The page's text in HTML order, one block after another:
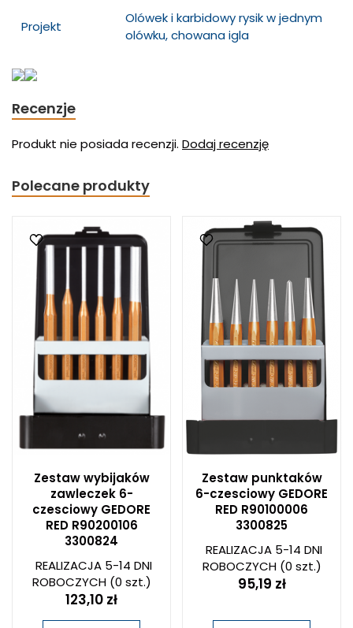
Projekt
Olówek i karbidowy rysik w jednym
olówku, chowana igla
Recenzje
Produkt nie posiada recenzji. Dodaj recenzję
Polecane produkty
Zestaw wybijaków
zawleczek 6-
czesciowy GEDORE
RED R90200106
3300824
REALIZACJA 5-14 DNI
ROBOCZYCH(0 szt.)
123,10 zł
Zestaw punktaków
6-czesciowy GEDORE
RED R90100006
3300825
REALIZACJA 5-14 DNI
ROBOCZYCH(0 szt.)
95,19 zł